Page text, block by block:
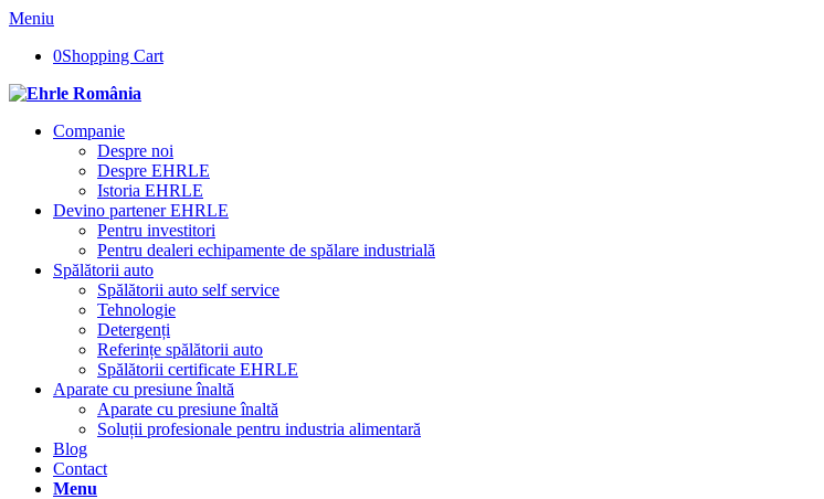
Meniu
0Shopping Cart
Companie
Despre noi
Despre EHRLE
Istoria EHRLE
Devino partener EHRLE
Pentru investitori
Pentru dealeri echipamente de spălare industrială
Spălătorii auto
Spălătorii auto self service
Tehnologie
Detergenți
Referințe spălătorii auto
Spălătorii certificate EHRLE
Aparate cu presiune înaltă
Aparate cu presiune înaltă
Soluții profesionale pentru industria alimentară
Blog
Contact
Menu